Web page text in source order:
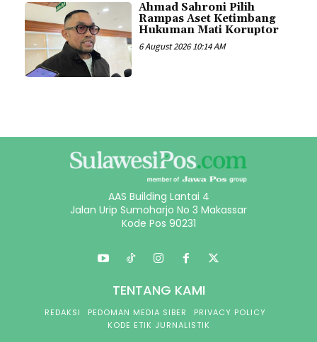
Ahmad Sahroni Pilih
Rampas Aset Ketimbang
Hukuman Mati Koruptor
6 August 2026 10:14 AM
AAS Building Lantai 4
Jalan Urip Sumoharjo No 3 Makassar
Kode Pos 90231
TENTANG KAMI
REDAKSI PEDOMAN MEDIA SIBER
PRIVACY POLICY
KODE ETIK JURNALISTIK